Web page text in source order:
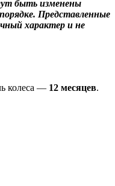
быть изменены
Представленные
характер и не
колеса — 12 месяцев.